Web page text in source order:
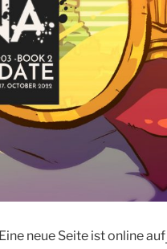
neue Seite ist online auf